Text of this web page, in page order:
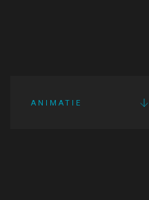
ANIMATIE